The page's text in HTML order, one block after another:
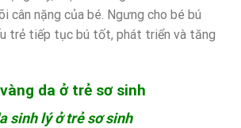
cân nặng của bé. Ngưng cho bé bú
trẻ tiếp tục bú tốt, phát triển và tăng
da ở trẻ sơ sinh
sinh lý ở trẻ sơ sinh